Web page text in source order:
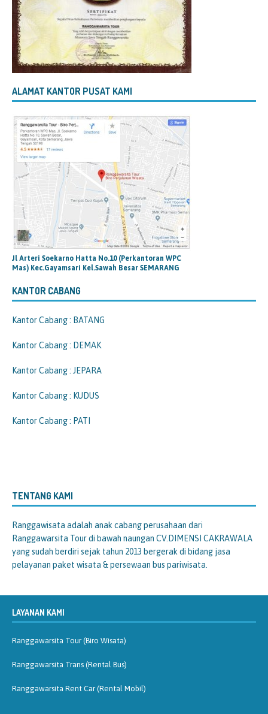
ALAMAT KANTOR PUSAT KAMI
Jl Arteri Soekarno Hatta No.10 (Perkantoran WPC
Mas) Kec.Gayamsari Kel.Sawah Besar SEMARANG
KANTOR CABANG
Kantor Cabang : BATANG
Kantor Cabang : DEMAK
Kantor Cabang : JEPARA
Kantor Cabang : KUDUS
Kantor Cabang : PATI
TENTANG KAMI
Ranggawisata adalah anak cabang perusahaan dari
Ranggawarsita Tour di bawah naungan CV.DIMENSI CAKRAWALA
yang sudah berdiri sejak tahun 2013 bergerak di bidang jasa
pelayanan paket wisata & persewaan bus pariwisata.
LAYANAN KAMI
Ranggawarsita Tour (Biro Wisata)
Ranggawarsita Trans (Rental Bus)
Ranggawarsita Rent Car (Rental Mobil)